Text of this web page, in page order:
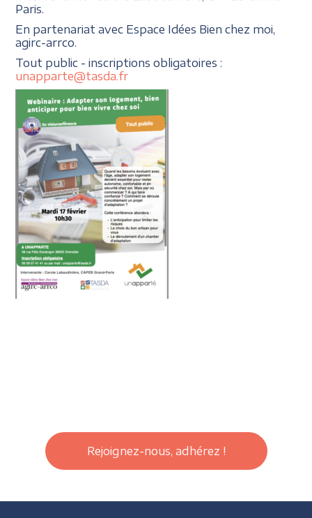
Paris.
En partenariat avec Espace Idées Bien chez moi,
agirc-arrco.
Tout public - inscriptions obligatoires :
unapparte@tasda.fr
Rejoignez-nous, adhérez !